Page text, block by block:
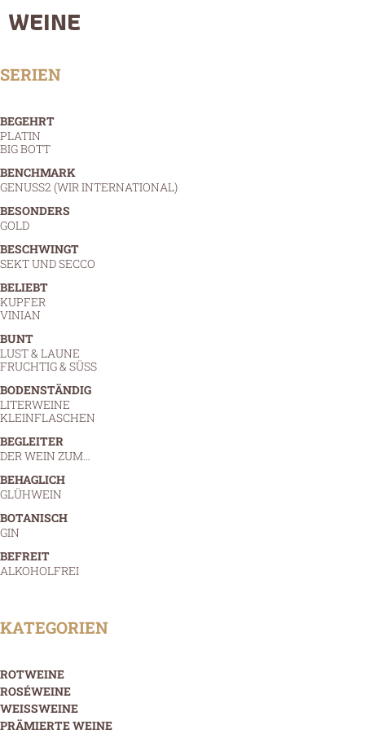
WEINE
SERIEN
BEGEHRT
PLATIN
BIG BOTT
BENCHMARK
GENUSS2 (WIR INTERNATIONAL)
BESONDERS
GOLD
BESCHWINGT
SEKT UND SECCO
BELIEBT
KUPFER
VINIAN
BUNT
LUST & LAUNE
FRUCHTIG & SÜSS
BODENSTÄNDIG
LITERWEINE
KLEINFLASCHEN
BEGLEITER
DER WEIN ZUM…
BEHAGLICH
GLÜHWEIN
BOTANISCH
GIN
BEFREIT
ALKOHOLFREI
KATEGORIEN
ROTWEINE
ROSÉWEINE
WEISSWEINE
PRÄMIERTE WEINE